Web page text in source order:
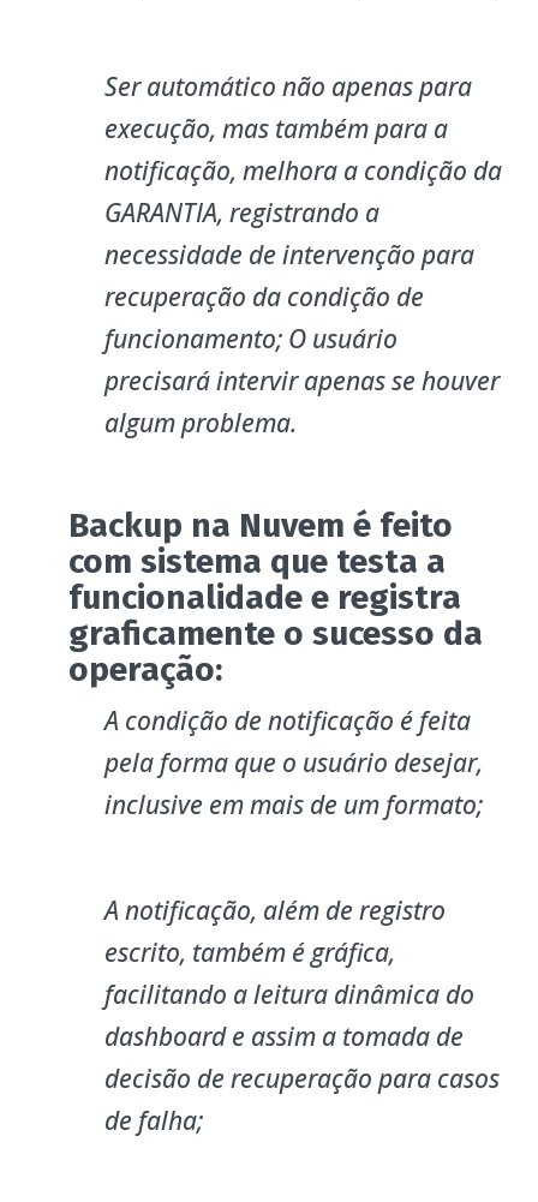
Ser automático não apenas para
execução, mas também para a
notificação, melhora a condição da
GARANTIA, registrando a
necessidade de intervenção para
recuperação da condição de
funcionamento; O usuário
precisará intervir apenas se houver
algum problema.
Backup na Nuvem é feito
com sistema que testa a
funcionalidade e registra
graficamente o sucesso da
operação:
A condição de notificação é feita
pela forma que o usuário desejar,
inclusive em mais de um formato;
A notificação, além de registro
escrito, também é gráfica,
facilitando a leitura dinâmica do
dashboard e assim a tomada de
decisão de recuperação para casos
de falha;